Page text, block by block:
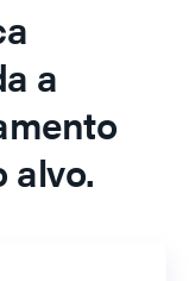
a
alvo.